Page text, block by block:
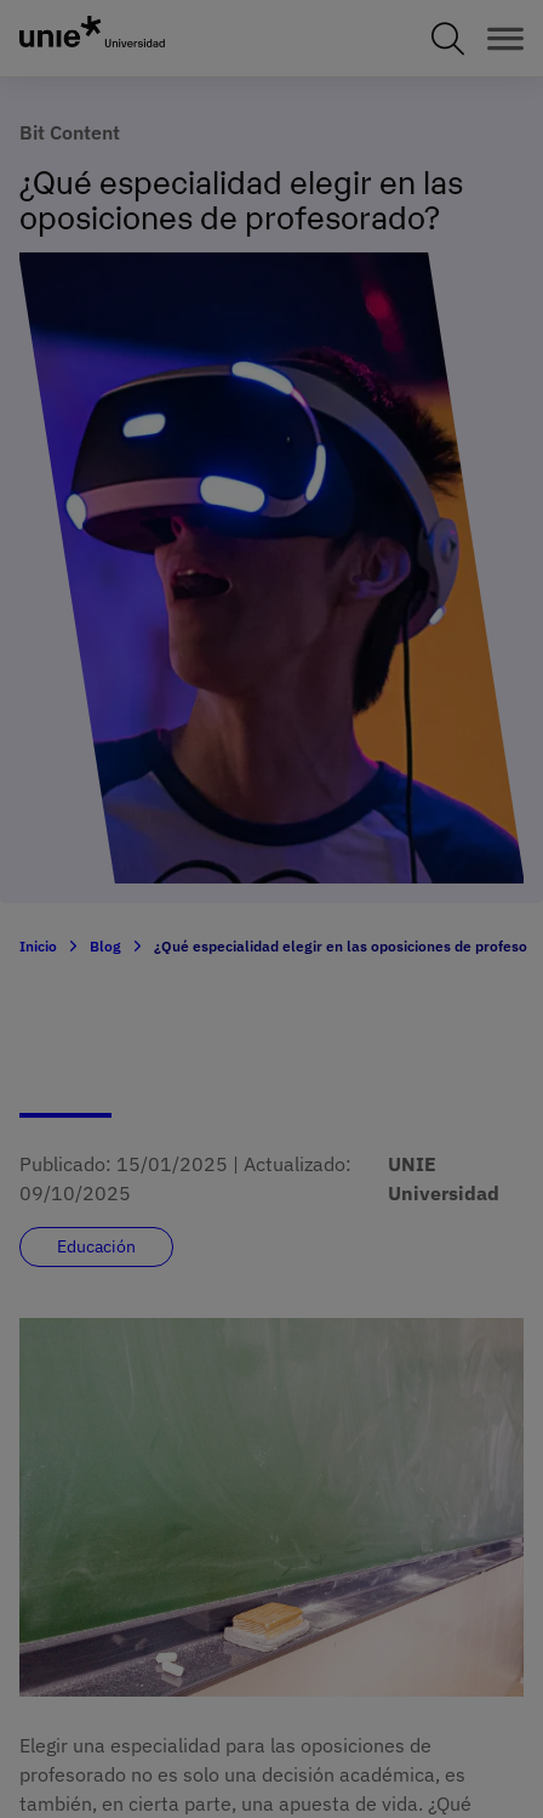
Bit Content
¿Qué especialidad elegir en las
oposiciones de profesorado?
Inicio Blog ¿Qué especialidad elegir en las oposiciones de
Publicado: 15/01/2025 | Actualizado:
09/10/2025
UNIE
Universidad
Educación
Elegir una especialidad para las oposiciones de
profesorado no es solo una decisión académica, es
también, en cierta parte, una apuesta de vida. ¿Qué